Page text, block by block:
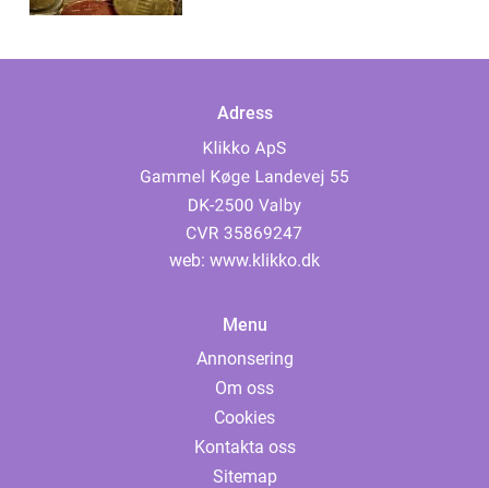
Adress
web: www.klikko.dk
Menu
Annonsering
Om oss
Cookies
Kontakta oss
Sitemap